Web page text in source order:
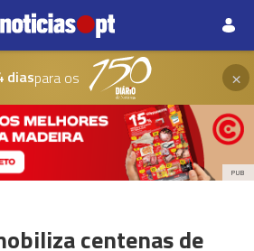
diaspara os ×
PUB
centenas de